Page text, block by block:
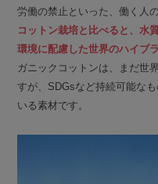
労働の禁止といった、働く人
コットン栽培と比べると、水
環境に配慮した世界のハイブ
ガニックコットンは、まだ世
すが、SDGsなど持続可能な
いる素材です。